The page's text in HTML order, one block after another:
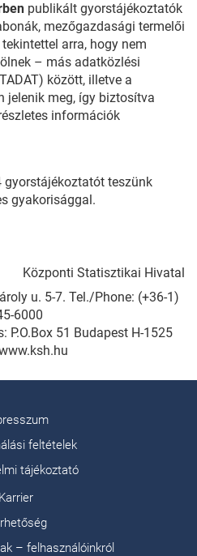
publikált gyorstájékoztatók
mezőgazdasági termelői
arra, hogy nem
– más adatközlési
között, illetve a
jelenik meg, így biztosítva
információk
gyorstájékoztatót teszünk
gyakorisággal.
Központi Statisztikai Hivatal
u. 5-7. Tel./Phone: (+36-1)
6000
51 Budapest H-1525
feltételek
tájékoztató
Karrier
– felhasználóinkról